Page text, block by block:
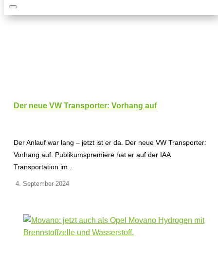
Der neue VW Transporter: Vorhang auf
Der Anlauf war lang – jetzt ist er da. Der neue VW Transporter:
Vorhang auf. Publikumspremiere hat er auf der IAA
Transportation im...
4. September 2024